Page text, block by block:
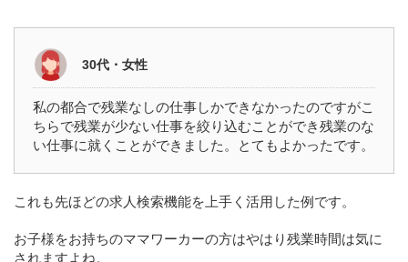
30代・女性
私の都合で残業なしの仕事しかできなかったのですがこ
ちらで残業が少ない仕事を絞り込むことができ残業のな
い仕事に就くことができました。とてもよかったです。
これも先ほどの求人検索機能を上手く活用した例です。
お子様をお持ちのママワーカーの方はやはり残業時間は気に
されますよね。